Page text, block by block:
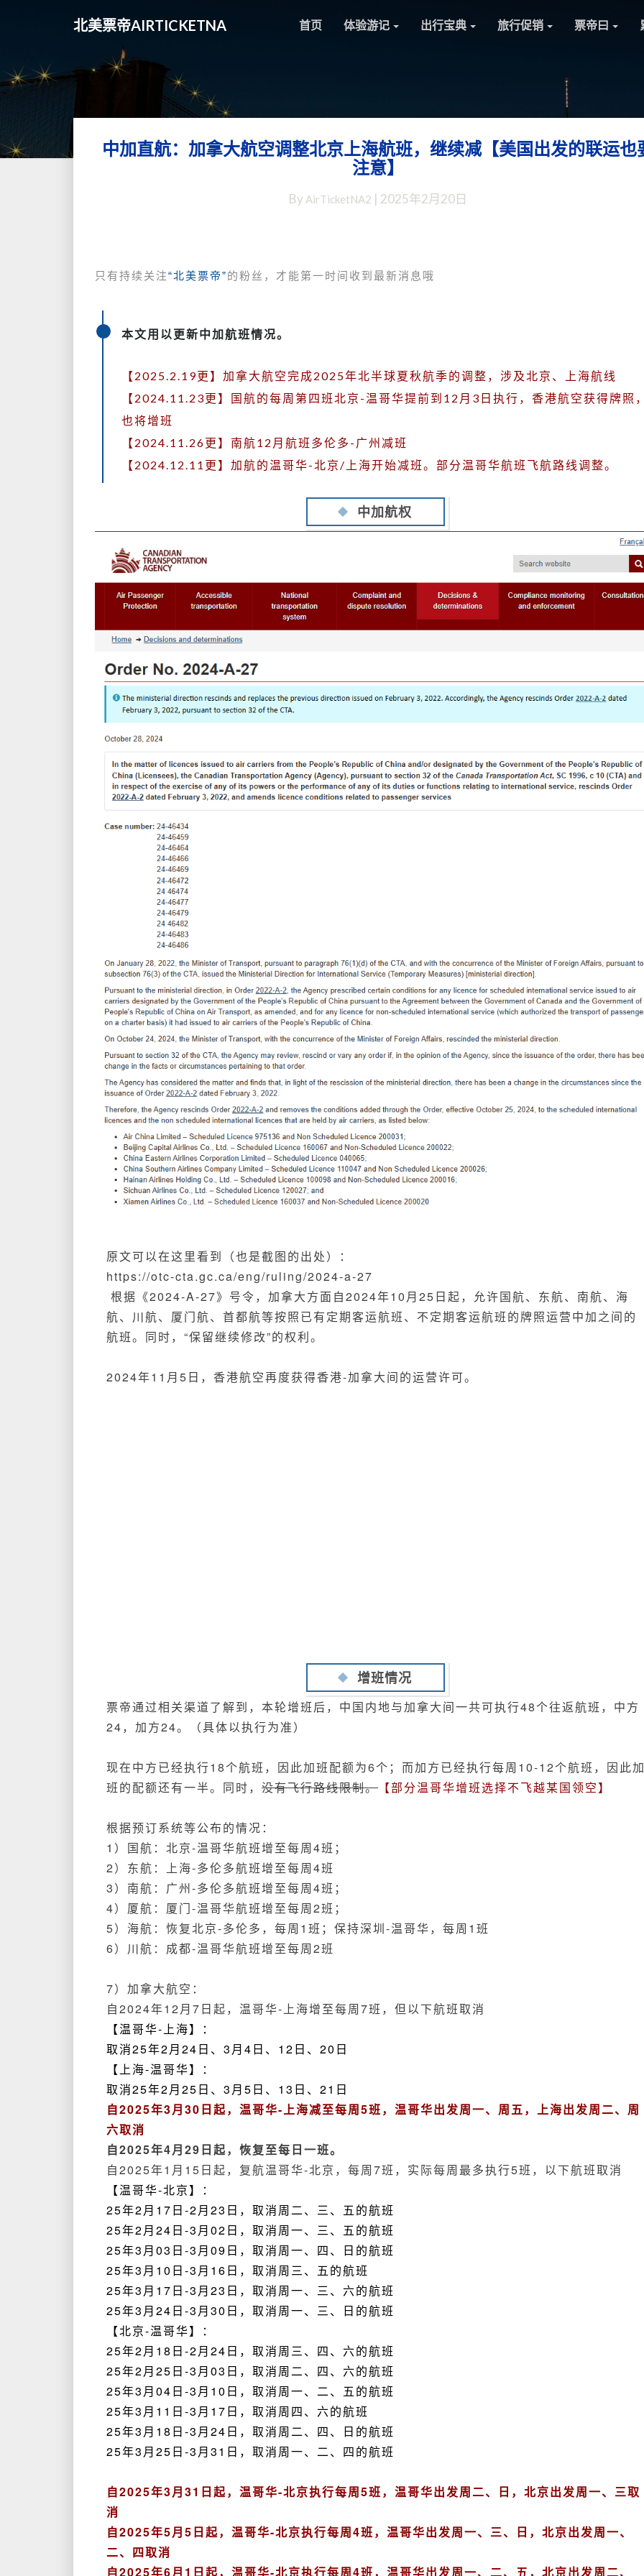
北美票帝AIRTICKETNA 首页 体验游记 出行宝典 旅行促销 票帝曰
中
加
航：
航
上
海
班，
继
续
【美
国
的
联
运
也
意】
中加直航：加拿大航空调整北京上海航班，继续减【美国出发的联运也
注意】
By AirTicketNA2 2025年2月20日
只有持续关注“北美票帝”的粉丝，才能第一时间收到最新消息哦
本文用以更新中加航班情况。
【2025.2.19更】加拿大航空完成2025年北半球夏秋航季的调整，涉及北京、上海航线
【2024.11.23更】国航的每周第四班北京-温哥华提前到12月3日执行，香港航空获得牌照
也将增班
【2024.11.26更】南航12月航班多伦多-广州减班
【2024.12.11更】加航的温哥华-北京/上海开始减班。部分温哥华航班飞航路线调整。
中加航权
原文可以在这里看到（也是截图的出处）：
https://otc-cta.gc.ca/eng/ruling/2024-a-27
根据《2024-A-27》号令，加拿大方面自2024年10月25日起，允许国航、东航、南航、海
航、川航、厦门航、首都航等按照已有定期客运航班、不定期客运航班的牌照运营中加之间的
航班。同时，“保留继续修改”的权利。
2024年11月5日，香港航空再度获得香港-加拿大间的运营许可。
增班情况
票帝通过相关渠道了解到，本轮增班后，中国内地与加拿大间一共可执行48个往返航班，中方
24，加方24。（具体以执行为准）
现在中方已经执行18个航班，因此加班配额为6个；而加方已经执行每周10-12个航班，因此
班的配额还有一半。同时， 没有飞行路线限制。 【部分温哥华增班选择不飞越某国领空】
根据预订系统等公布的情况：
1）国航：北京-温哥华航班增至每周4班；
2）东航： 上海-多伦多航班增至每周4班
3）南航：广州-多伦多航班增至每周4班；
4）厦航：厦门-温哥华航班增至每周2班；
5）海航：恢复北京-多伦多，每周1班；保持深圳-温哥华，每周1班
6）川航：成都-温哥华航班增至每周2班
7）加拿大航空：
自2024年12月7日起，温哥华-上海增至每周7班，但以下航班取消
【温哥华-上海】：
取消25年2月24日、3月4日、12日、20日
【上海-温哥华】：
取消25年2月25日、3月5日、13日、21日
自2025年3月30日起，温哥华-上海减至每周5班，温哥华出发周一、周五，上海出发周二、周
六取消
自2025年4月29日起，恢复至每日一班。
自2025年1月15日起，复航温哥华-北京，每周7班，实际每周最多执行5班，以下航班取消
【温哥华-北京】：
25年2月17日-2月23日，取消周二、三、五的航班
25年2月24日-3月02日，取消周一、三、五的航班
25年3月03日-3月09日，取消周一、四、日的航班
25年3月10日-3月16日，取消周三、五的航班
25年3月17日-3月23日，取消周一、三、六的航班
25年3月24日-3月30日，取消周一、三、日的航班
【北京-温哥华】：
25年2月18日-2月24日，取消周三、四、六的航班
25年2月25日-3月03日，取消周二、四、六的航班
25年3月04日-3月10日，取消周一、二、五的航班
25年3月11日-3月17日，取消周四、六的航班
25年3月18日-3月24日，取消周二、四、日的航班
25年3月25日-3月31日，取消周一、二、四的航班
自2025年3月31日起，温哥华-北京执行每周5班，温哥华出发周二、日，北京出发周一、三取
消
自2025年5月5日起，温哥华-北京执行每周4班，温哥华出发周一、三、日，北京出发周一、
二、四取消
自2025年6月1日起，温哥华-北京执行每周4班，温哥华出发周一、二、五，北京出发周二、